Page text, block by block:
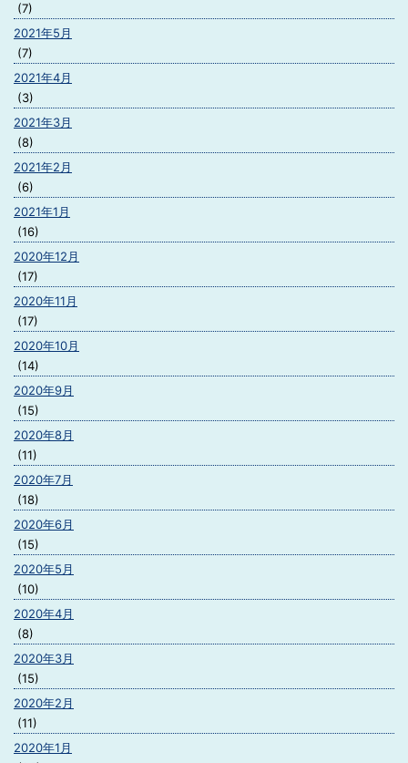
(7)
2021年5月
(7)
2021年4月
(3)
2021年3月
(8)
2021年2月
(6)
2021年1月
(16)
2020年12月
(17)
2020年11月
(17)
2020年10月
(14)
2020年9月
(15)
2020年8月
(11)
2020年7月
(18)
2020年6月
(15)
2020年5月
(10)
2020年4月
(8)
2020年3月
(15)
2020年2月
(11)
2020年1月